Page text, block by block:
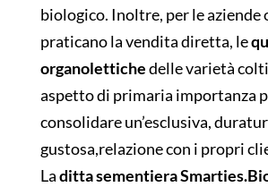
biologico. Inoltre, per le aziende
praticano la vendita diretta, le
organolettichedelle varietà
aspetto di primaria importanza
consolidare un’esclusiva,
gustosa,relazione con i propri
Laditta sementiera